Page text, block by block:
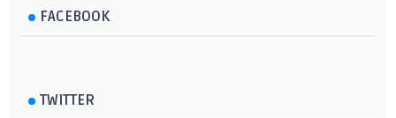
FACEBOOK
TWITTER